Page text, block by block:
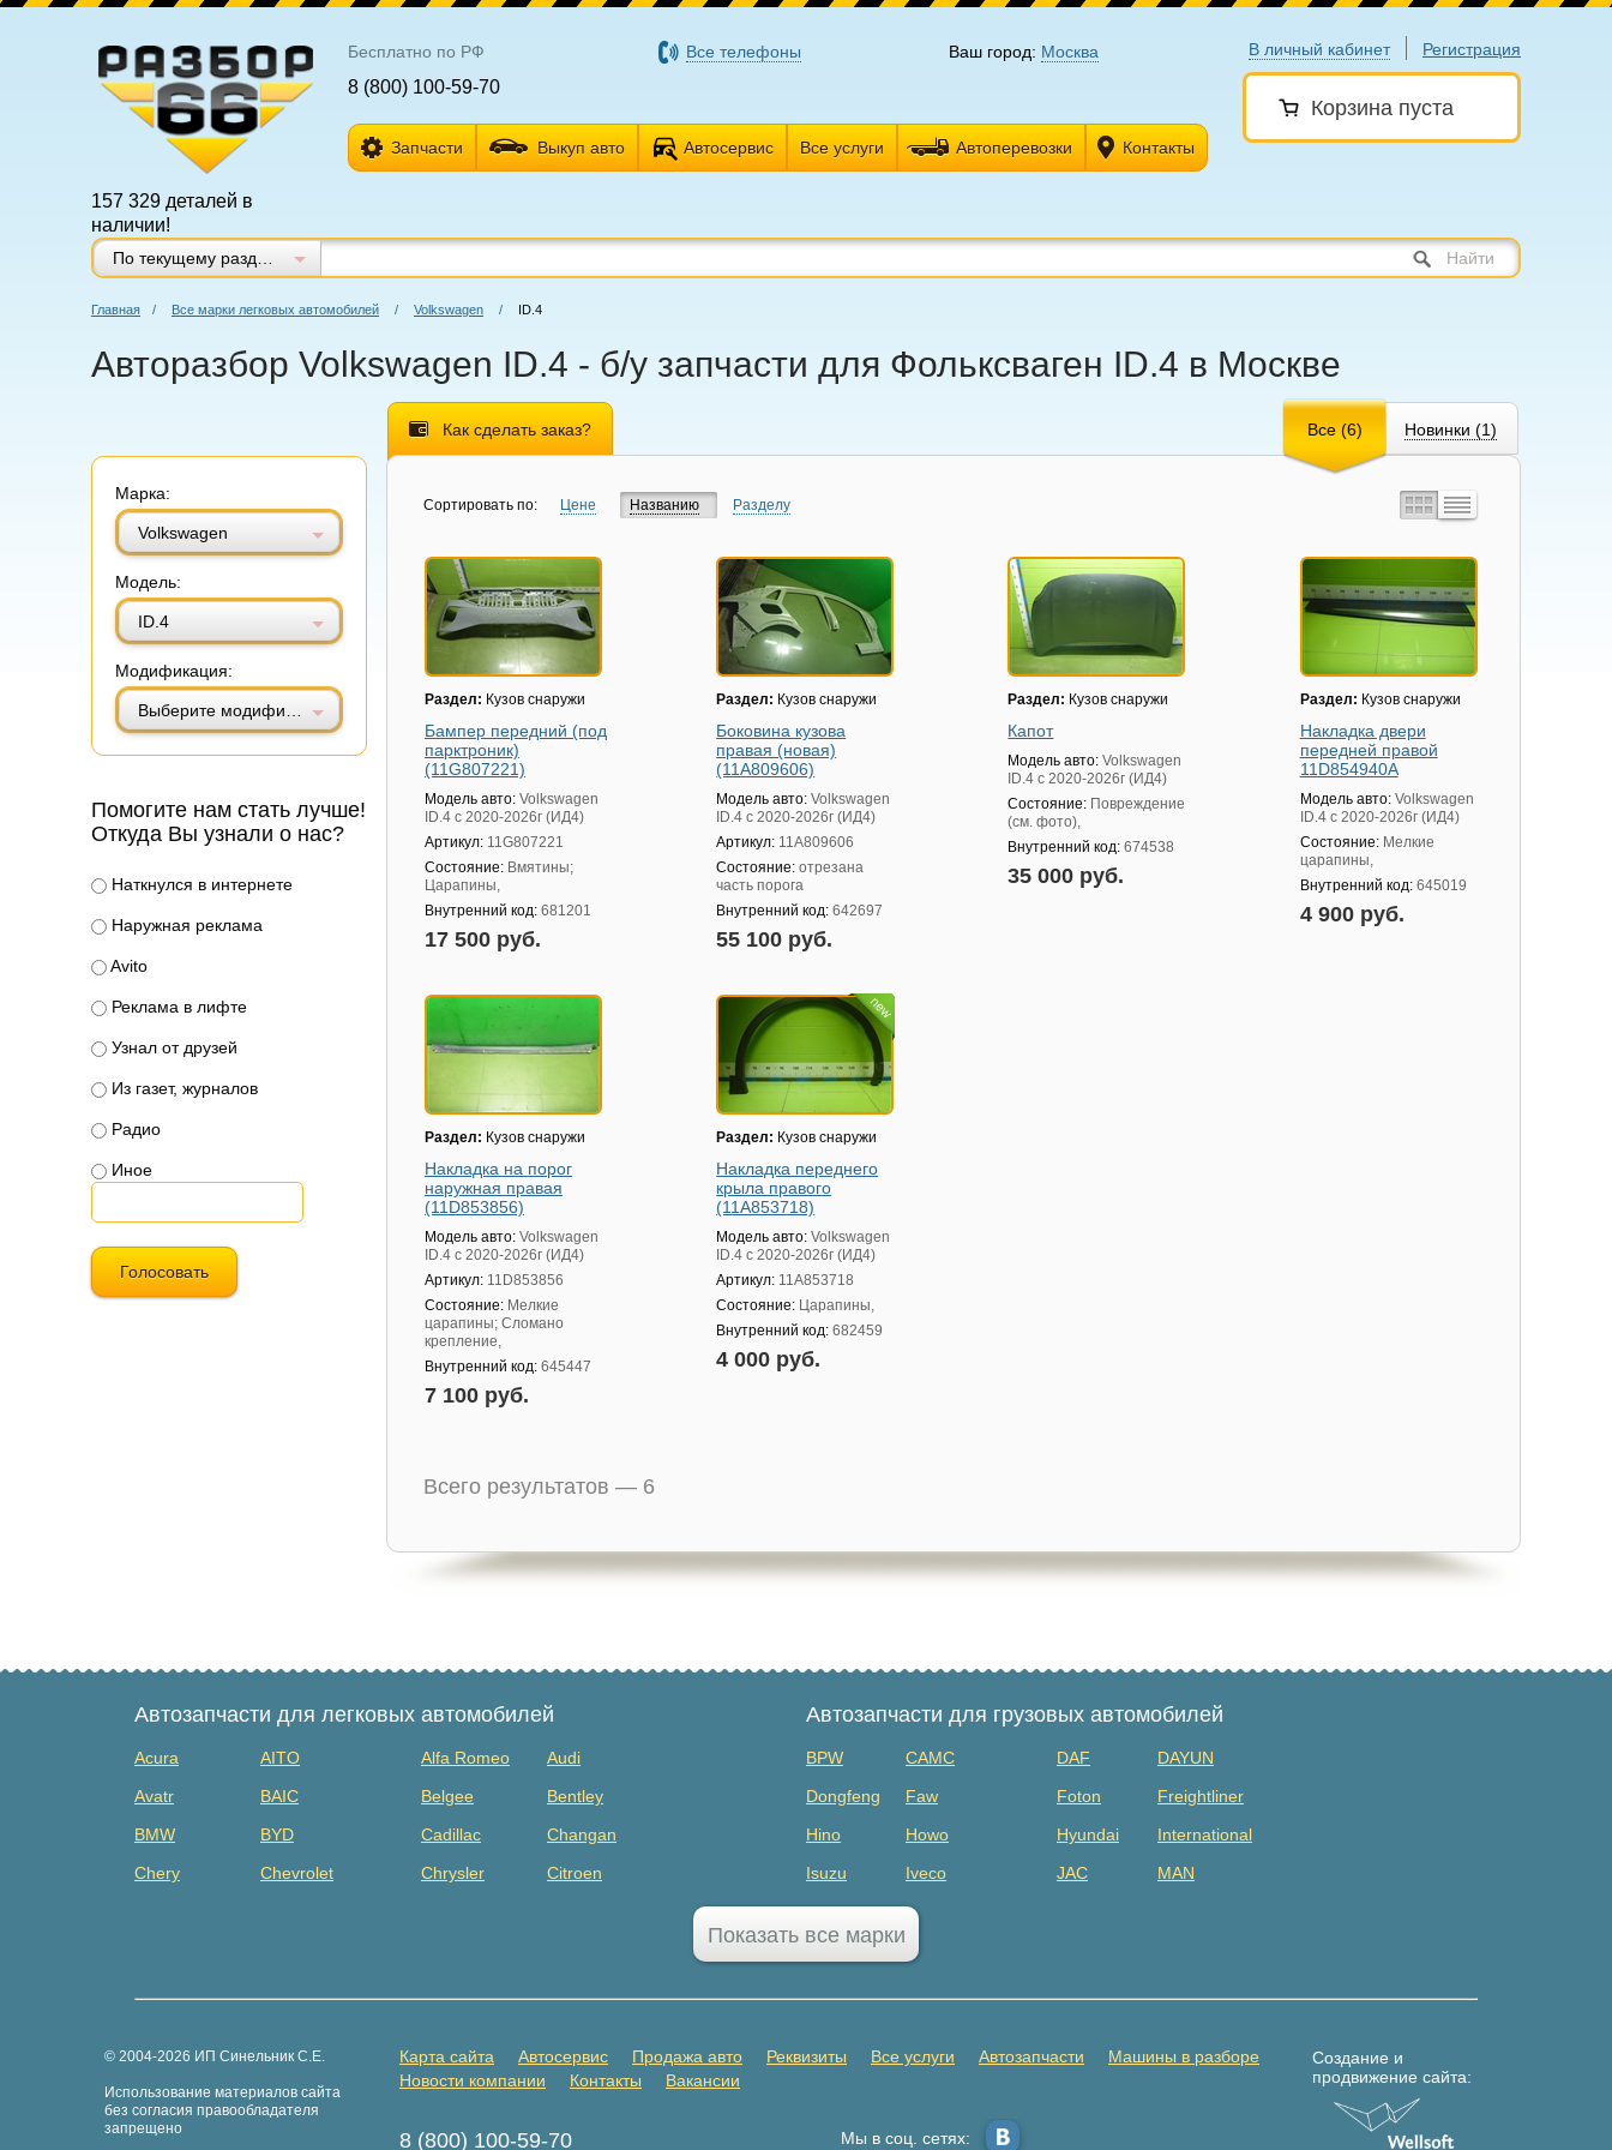
В личный кабинет Регистрация
Корзина пуста
157 329 деталей в
наличии!
Бесплатно по РФ
8 (800) 100-59-70
Все телефоны Ваш город: Москва
Запчасти Выкуп авто Автосервис Все услуги Автоперевозки Контакты
Найти
Главная / Все марки легковых автомобилей / Volkswagen / ID.4
Авторазбор Volkswagen ID.4 - б/у запчасти для Фольксваген ID.4 в Москве
Марка:
Volkswagen
Модель:
ID.4
Модификация:
Помогите нам стать лучше!
Откуда Вы узнали о нас?
Наткнулся в интернете
Наружная реклама
Avito
Реклама в лифте
Узнал от друзей
Из газет, журналов
Радио
Иное
Голосовать
Все (6) Новинки (1)
Как сделать заказ?
Сортировать по: Цене Названию Разделу
Раздел: Кузов снаружи
Бампер передний (под
парктроник)
(11G807221)
Модель авто: Volkswagen
ID.4 с 2020-2026г (ИД4)
Артикул: 11G807221
Состояние: Вмятины;
Царапины,
Внутренний код: 681201
17 500 руб.
Раздел: Кузов снаружи
Боковина кузова
правая (новая)
(11A809606)
Модель авто:Volkswagen
ID.4 с 2020-2026г (ИД4)
Артикул: 11A809606
Состояние:отрезана
часть порога
Внутренний код:642697
55 100 руб.
Раздел: Кузов снаружи
Капот
Модель авто:Volkswagen
ID.4 с 2020-2026г (ИД4)
Состояние: Повреждение
(см. фото),
Внутренний код:674538
35 000 руб.
Раздел: Кузов снаружи
Накладка двери
передней правой
11D854940A
Модель авто: Volkswagen
ID.4 с 2020-2026г (ИД4)
Состояние: Мелкие
царапины,
Внутренний код: 645019
4 900 руб.
Раздел: Кузов снаружи
Накладка на порог
наружная правая
(11D853856)
Модель авто: Volkswagen
ID.4 с 2020-2026г (ИД4)
Артикул: 11D853856
Состояние: Мелкие
царапины; Сломано
крепление,
Внутренний код: 645447
7 100 руб.
Раздел: Кузов снаружи
Накладка переднего
крыла правого
(11A853718)
Модель авто:Volkswagen
ID.4 с 2020-2026г (ИД4)
Артикул: 11A853718
Состояние: Царапины,
Внутренний код:682459
4 000 руб.
Всего результатов — 6
Автозапчасти для легковых автомобилей
Acura AITO Alfa Romeo
Audi
Avatr
BAIC Belgee
Bentley
BMW
BYD Cadillac
Changan
Chery
Chevrolet Chrysler
Citroen
Great Wall
Haima Haval
Honda
Hongqi
Hummer
Isuzu
JAC Jaecoo
Автозапчасти для грузовых автомобилей
BPW CAMC DAF
DAYUN
Dongfeng
Faw Foton
Freightliner
Hino
Howo Hyundai
International
Isuzu
Iveco JAC
MAN
MAZ
Mercedes Benz
Scania
Прицепы
Показать все марки
© 2004-2026 ИП Синельник С.Е.
Использование материалов сайта
без согласия правообладателя
запрещено
Карта сайта Автосервис Продажа авто Реквизиты Все услуги Автозапчасти
Машины в разборе
Новости компании
Контакты Вакансии
8 (800) 100-59-70 Мы в соц. сетях:
Создание и
продвижение сайта: